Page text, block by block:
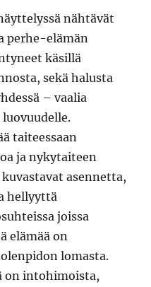
nähtävät
perhe-elämän
käsillä
sekä halusta
– vaalia
taiteessaan
ja nykytaiteen
asennetta,
hellyyttä
joissa
elämää on
lomasta.
on intohimoista,